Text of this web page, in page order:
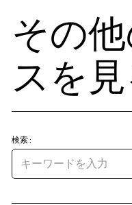
その
スを
検索: